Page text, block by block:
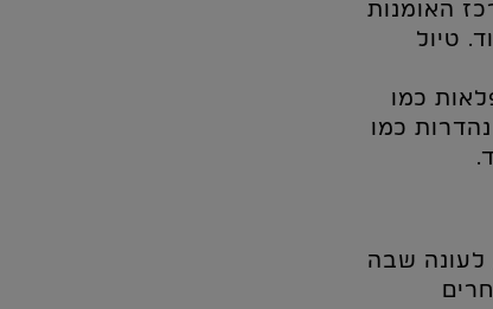
האומנות
טיול
כמו
כמו
לעונה שבה